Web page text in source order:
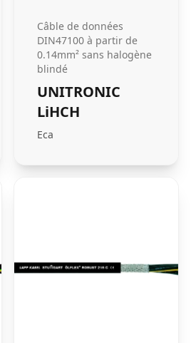
Câble de données
DIN47100 à partir de
0.14mm² sans halogène
blindé
UNITRONIC
LiHCH
Eca